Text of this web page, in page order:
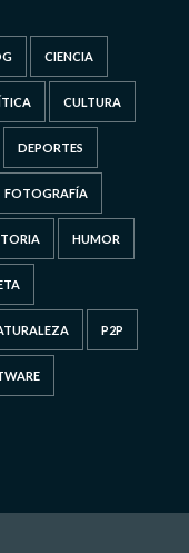
CIENCIA
CULTURA
DEPORTES
FOTOGRAFÍA
HUMOR
P2P